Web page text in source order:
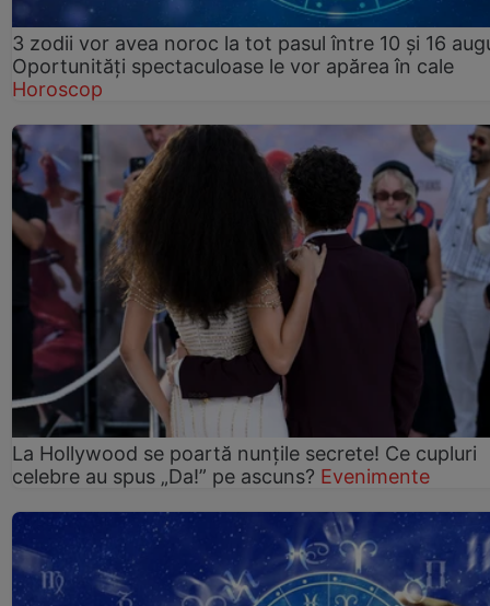
3 zodii vor avea noroc la tot pasul între 10 și 16
Oportunități spectaculoase le vor apărea în cale
Horoscop
La Hollywood se poartă nunțile secrete! Ce cupluri
celebre au spus „Da!” pe ascuns? Evenimente